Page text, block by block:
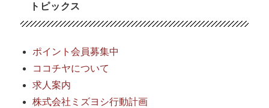
トピックス
ポイント会員募集中
ココチヤについて
求人案内
株式会社ミズヨシ行動計画